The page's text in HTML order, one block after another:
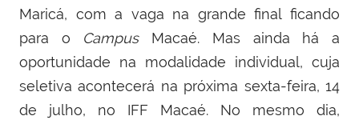
Maricá, com a vaga na grande final ficando
para o CampusMacaé. Mas ainda há a
oportunidade na modalidade individual, cuja
seletiva acontecerá na próxima sexta-feira, 14
de julho, no IFF Macaé. No mesmo dia,